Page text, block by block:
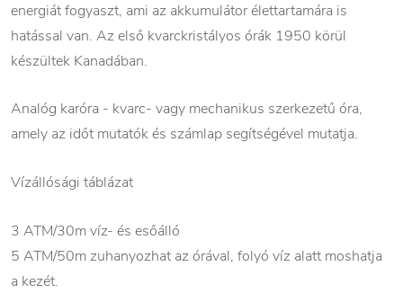
energiát fogyaszt, ami az akkumulátor élettartamára is
hatással van. Az első kvarckristályos órák 1950 körül
készültek Kanadában.
Analóg karóra - kvarc- vagy mechanikus szerkezetű óra,
amely az időt mutatók és számlap segítségével mutatja.
Vízállósági táblázat
3 ATM/30m víz- és esőálló
5 ATM/50m zuhanyozhat az órával, folyó víz alatt moshatja
a kezét.